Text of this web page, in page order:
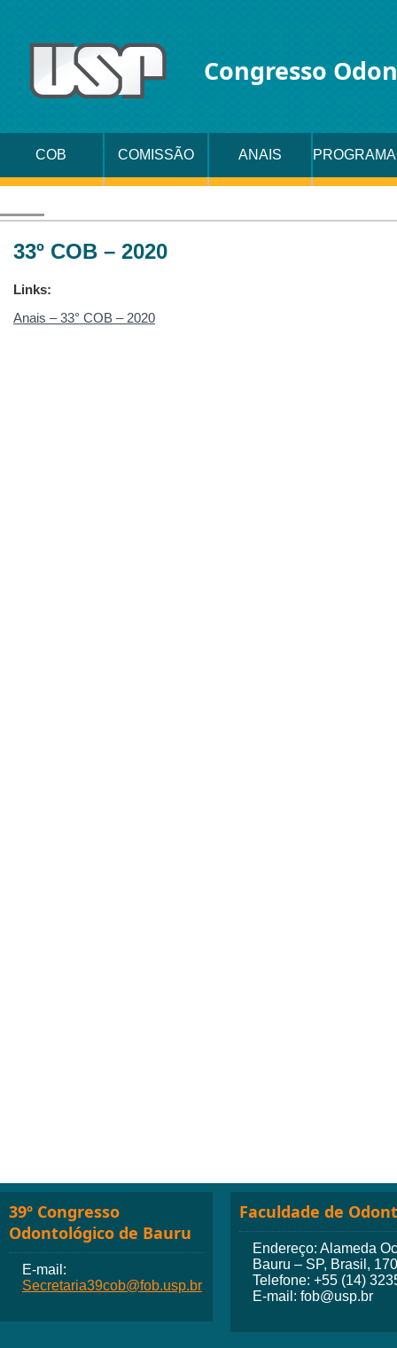
Congresso
COB COMISSÃO ANAIS
33º COB – 2020
Links:
Anais – 33° COB – 2020
39º Congresso
Odontológico de Bauru
E-mail:
Secretaria39cob@fob.usp.br
Faculdade de
Endereço: Alameda
Bauru – SP, Brasil,
Telefone: +55 (14)
E-mail: fob@usp.br